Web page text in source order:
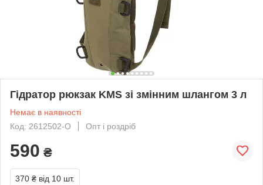
Гідратор рюкзак KMS зі змінним шлангом 3 л
Немає в наявності
Код: 2612502-O
Опт і роздріб
590 ₴
370 ₴ від 10 шт.